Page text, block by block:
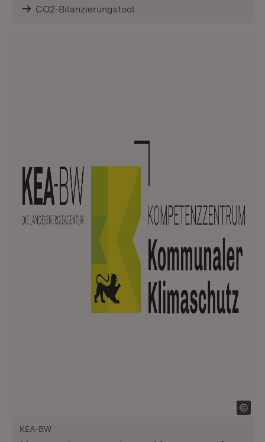
CO2-Bilanzierungstool
KEA-BW